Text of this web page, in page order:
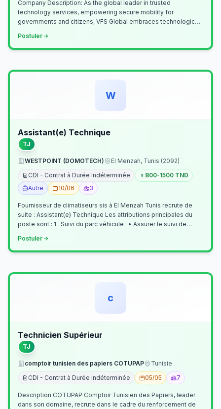
Company Description: As the global leader in trusted
technology services, empowering secure mobility for
governments and citizens, VFS Global embraces technological
Postuler
W
Assistant(e) Technique
TJ
WESTPOINT (DOMOTECH)
El Menzah, Tunis (2092)
CDI - Contrat à Durée Indéterminée
800-1500 TND
Autre
10/06 3
Fournisseur de climatiseurs sis à El Menzah Tunis recrute de
suite : Assistant(e) Technique Les attributions principales du
poste sont : 1- Suivi du parc véhicule : • Assurer le suivi de
Postuler
c
Technicien Supérieur
TJ
comptoir tunisien des papiers COTUPAP
Tunisie
CDI - Contrat à Durée Indéterminée
05/05 7
Description COTUPAP Comptoir Tunisien des Papiers, leader
dans son domaine, recrute dans le cadre du renforcement de